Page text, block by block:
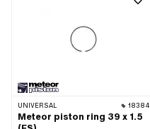
UNIVERSAL 18384
Meteor piston ring 39 x 1.5